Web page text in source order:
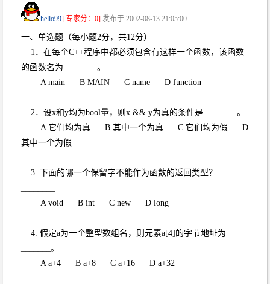
hello99 [专家分：0] 发布于 2002-08-13 21:05:00
一、单选题（每小题2分，共12分）
1．在每个C++程序中都必须包含有这样一个函数，该函数
的函数名为________。
A main B MAIN C name D function
2．设x和y均为bool量，则x && y为真的条件是________。
A 它们均为真 B 其中一个为真 C 它们均为假 D
其中一个为假
3. 下面的哪一个保留字不能作为函数的返回类型？
A void B int C new D long
4. 假定a为一个整型数组名，则元素a[4]的字节地址为
_______。
A a+4 B a+8 C a+16 D a+32